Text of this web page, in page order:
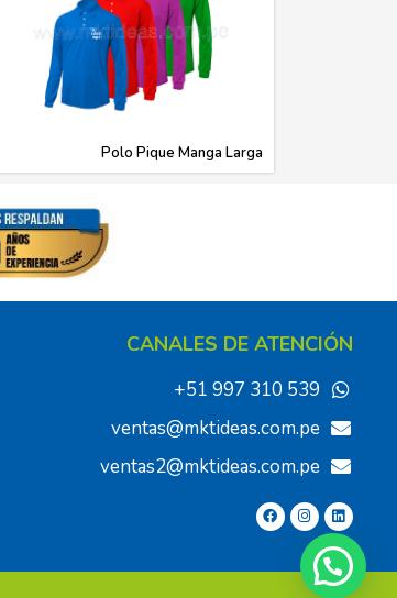
Polo Pique Manga Larga
CANALES DE ATENCIÓN
+51 997 310 539
ventas@mktideas.com.pe
ventas2@mktideas.com.pe